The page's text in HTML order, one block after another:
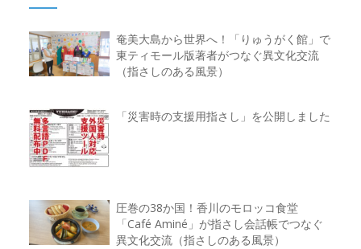
奄美大島から世界へ！「りゅうがく館」で
東ティモール版著者がつなぐ異文化交流
（指さしのある風景）
「災害時の支援用指さし」を公開しました
圧巻の38か国！香川のモロッコ食堂
「Café Aminé」が指さし会話帳でつなぐ
異文化交流（指さしのある風景）